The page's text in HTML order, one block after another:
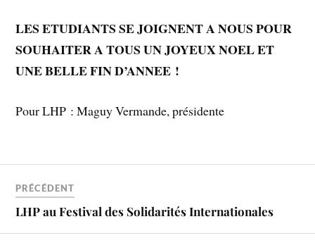
LES ETUDIANTS SE JOIGNENT A NOUS POUR
SOUHAITER A TOUS UN JOYEUX NOEL ET
UNE BELLE FIN D’ANNEE !
Pour LHP : Maguy Vermande, présidente
PRÉCÉDENT
LHP au Festival des Solidarités Internationales